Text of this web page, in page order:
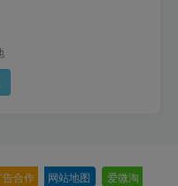
告合作 网站地图 爱微淘